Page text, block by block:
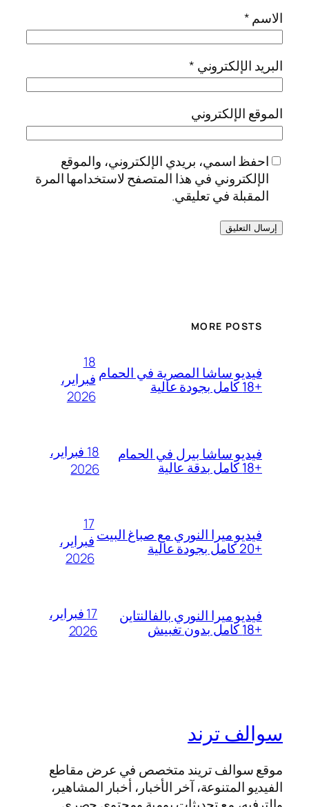
الاسم*
البريد الإلكتروني *
الموقع الإلكتروني
احفظ اسمي، بريدي الإلكتروني، والموقع
الإلكتروني في هذا المتصفح لاستخدامها المرة
المقبلة في تعليقي.
MORE POSTS
فيديو ساشا المصرية في الحمام
+18 كامل بجودة عالية
18
فبراير،
2026
فيديو ساشا بيرل في الحمام
+18 كامل بدقة عالية
18 فبراير،
2026
فيديو ميرا النوري مع صباغ البيت
+20 كامل بجودة عالية
17
فبراير،
2026
فيديو ميرا النوري بالفالنتاين
+18 كامل بدون تغبيش
17 فبراير،
2026
سوالف ترند
موقع سوالف تريند متخصص في عرض مقاطع
الفيديو المتنوعة، آخر الأخبار، أخبار المشاهير،